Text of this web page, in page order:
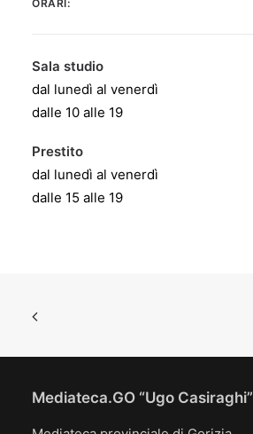
ORARI:
Sala studio
dal lunedì al venerdì
dalle 10 alle 19
Prestito
dal lunedì al venerdì
dalle 15 alle 19
Mediateca.GO “Ugo Casiraghi”